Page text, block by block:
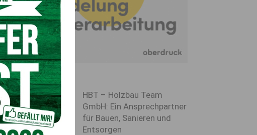
HBT – Holzbau Team
GmbH: Ein Ansprechpartner
für Bauen, Sanieren und
Entsorgen